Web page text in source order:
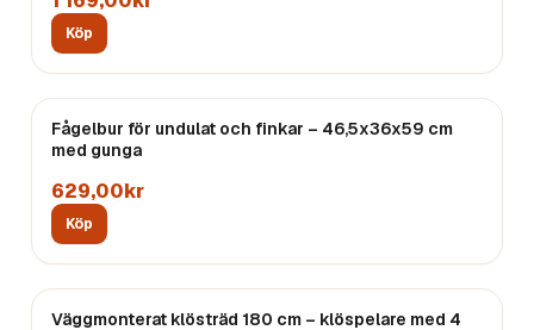
Köp
Fågelbur för undulat och finkar – 46,5x36x59 cm
med gunga
629,00kr
Köp
Väggmonterat klösträd 180 cm – klöspelare med 4